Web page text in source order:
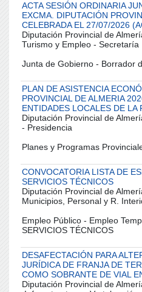
ACTA SESIÓN ORDINARIA
EXCMA. DIPUTACIÓN
CELEBRADA EL 27/07/2026
Diputación Provincial de
Turismo y Empleo - Secretaría
Junta de Gobierno - Borrador
PLAN DE ASISTENCIA
PROVINCIAL DE ALMERIA
ENTIDADES LOCALES DE LA
Diputación Provincial de
- Presidencia
Planes y Programas
CONVOCATORIA LISTA DE
SERVICIOS TÉCNICOS
Diputación Provincial de
Municipios, Personal y R.
Empleo Público - Empleo
SERVICIOS TÉCNICOS
DESAFECTACIÓN PARA
JURÍDICA DE FRANJA DE
COMO SOBRANTE DE VIAL
Diputación Provincial de